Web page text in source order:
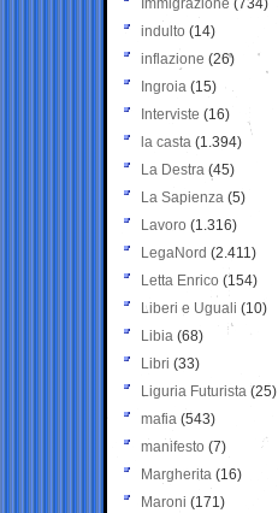
Immigrazione (734)
indulto (14)
inflazione (26)
Ingroia (15)
Interviste (16)
la casta (1.394)
La Destra (45)
La Sapienza (5)
Lavoro (1.316)
LegaNord (2.411)
Letta Enrico (154)
Liberi e Uguali (10)
Libia (68)
Libri (33)
Liguria Futurista (25)
mafia (543)
manifesto (7)
Margherita (16)
Maroni (171)